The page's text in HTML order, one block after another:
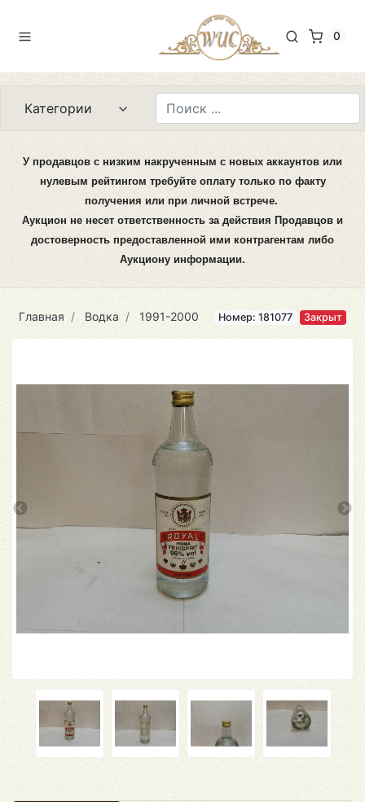
0
Категории
У продавцов с низким накрученным с новых аккаунтов или
нулевым рейтингом требуйте оплату только по факту
получения или при личной встрече.
Аукцион не несет ответственность за действия Продавцов и
достоверность предоставленной ими контрагентам либо
Аукциону информации.
Главная Водка 1991-2000 Номер: 181077 Закрыт